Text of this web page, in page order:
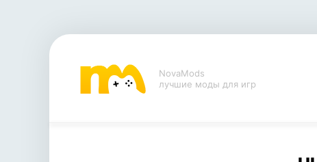
NovaMods
лучшие моды для игр